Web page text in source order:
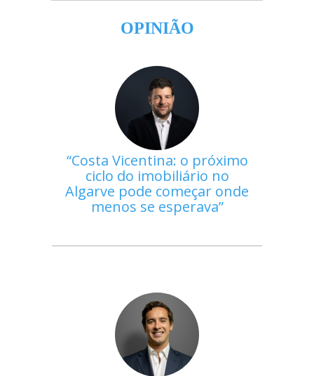
OPINIÃO
Costa Vicentina: o próximo
ciclo do imobiliário no
Algarve pode começar onde
menos se esperava